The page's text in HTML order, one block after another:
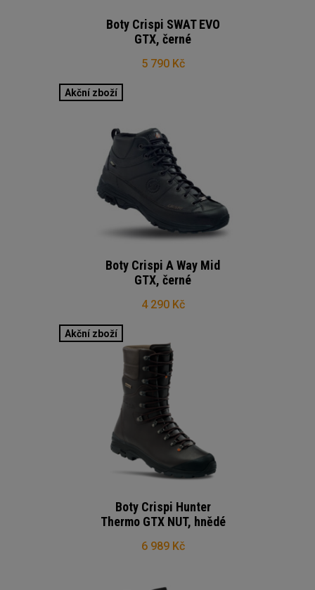
Boty Crispi SWAT EVO
GTX, černé
5 790 Kč
Akční zboží
Boty Crispi A Way Mid
GTX, černé
4 290 Kč
Akční zboží
Boty Crispi Hunter
Thermo GTX NUT, hnědé
6 989 Kč